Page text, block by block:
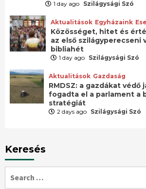
1 day ago Szilágysági Szó
Aktualitások Egyházaink
Közösséget, hitet és
az első szilágyperecseni
bibliahét
1 day ago Szilágysági Szó
Aktualitások Gazdaság
RMDSZ: a gazdákat védő
fogadta el a parlament a
stratégiát
2 days ago Szilágysági Szó
Keresés
for: